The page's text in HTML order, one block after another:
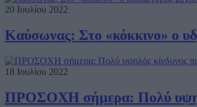
20 Ιουλίου 2022
Καύσωνας: Στο «κόκκινο» ο
18 Ιουλίου 2022
ΠΡΟΣΟΧΗ σήμερα: Πολύ